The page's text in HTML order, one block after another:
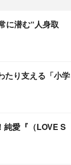
に潜む“人身取
たり支える「小学
純愛『（LOVE S